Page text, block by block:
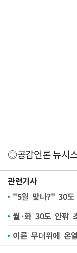
◎공감언론 뉴시
관련기사
"5월 맞나?" 30도
이른 무더위에 온